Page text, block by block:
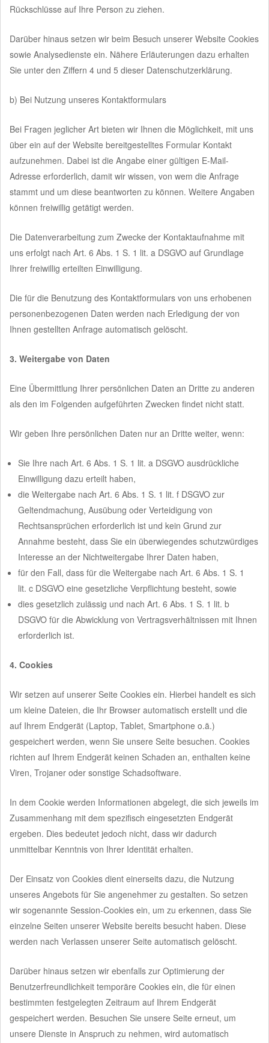
Rückschlüsse auf Ihre Person zu ziehen.
Darüber hinaus setzen wir beim Besuch unserer Website Cookies
sowie Analysedienste ein. Nähere Erläuterungen dazu erhalten
Sie unter den Ziffern 4 und 5 dieser Datenschutzerklärung.
b) Bei Nutzung unseres Kontaktformulars
Bei Fragen jeglicher Art bieten wir Ihnen die Möglichkeit, mit uns
über ein auf der Website bereitgestelltes Formular Kontakt
aufzunehmen. Dabei ist die Angabe einer gültigen E-Mail-
Adresse erforderlich, damit wir wissen, von wem die Anfrage
stammt und um diese beantworten zu können. Weitere Angaben
können freiwillig getätigt werden.
Die Datenverarbeitung zum Zwecke der Kontaktaufnahme mit
uns erfolgt nach Art. 6 Abs. 1 S. 1 lit. a DSGVO auf Grundlage
Ihrer freiwillig erteilten Einwilligung.
Die für die Benutzung des Kontaktformulars von uns erhobenen
personenbezogenen Daten werden nach Erledigung der von
Ihnen gestellten Anfrage automatisch gelöscht.
3. Weitergabe von Daten
Eine Übermittlung Ihrer persönlichen Daten an Dritte zu anderen
als den im Folgenden aufgeführten Zwecken findet nicht statt.
Wir geben Ihre persönlichen Daten nur an Dritte weiter, wenn:
Sie Ihre nach Art. 6 Abs. 1 S. 1 lit. a DSGVO ausdrückliche
Einwilligung dazu erteilt haben,
die Weitergabe nach Art. 6 Abs. 1 S. 1 lit. f DSGVO zur
Geltendmachung, Ausübung oder Verteidigung von
Rechtsansprüchen erforderlich ist und kein Grund zur
Annahme besteht, dass Sie ein überwiegendes schutzwürdiges
Interesse an der Nichtweitergabe Ihrer Daten haben,
für den Fall, dass für die Weitergabe nach Art. 6 Abs. 1 S. 1
lit. c DSGVO eine gesetzliche Verpflichtung besteht, sowie
dies gesetzlich zulässig und nach Art. 6 Abs. 1 S. 1 lit. b
DSGVO für die Abwicklung von Vertragsverhältnissen mit Ihnen
erforderlich ist.
4. Cookies
Wir setzen auf unserer Seite Cookies ein. Hierbei handelt es sich
um kleine Dateien, die Ihr Browser automatisch erstellt und die
auf Ihrem Endgerät (Laptop, Tablet, Smartphone o.ä.)
gespeichert werden, wenn Sie unsere Seite besuchen. Cookies
richten auf Ihrem Endgerät keinen Schaden an, enthalten keine
Viren, Trojaner oder sonstige Schadsoftware.
In dem Cookie werden Informationen abgelegt, die sich jeweils im
Zusammenhang mit dem spezifisch eingesetzten Endgerät
ergeben. Dies bedeutet jedoch nicht, dass wir dadurch
unmittelbar Kenntnis von Ihrer Identität erhalten.
Der Einsatz von Cookies dient einerseits dazu, die Nutzung
unseres Angebots für Sie angenehmer zu gestalten. So setzen
wir sogenannte Session-Cookies ein, um zu erkennen, dass Sie
einzelne Seiten unserer Website bereits besucht haben. Diese
werden nach Verlassen unserer Seite automatisch gelöscht.
Darüber hinaus setzen wir ebenfalls zur Optimierung der
Benutzerfreundlichkeit temporäre Cookies ein, die für einen
bestimmten festgelegten Zeitraum auf Ihrem Endgerät
gespeichert werden. Besuchen Sie unsere Seite erneut, um
unsere Dienste in Anspruch zu nehmen, wird automatisch